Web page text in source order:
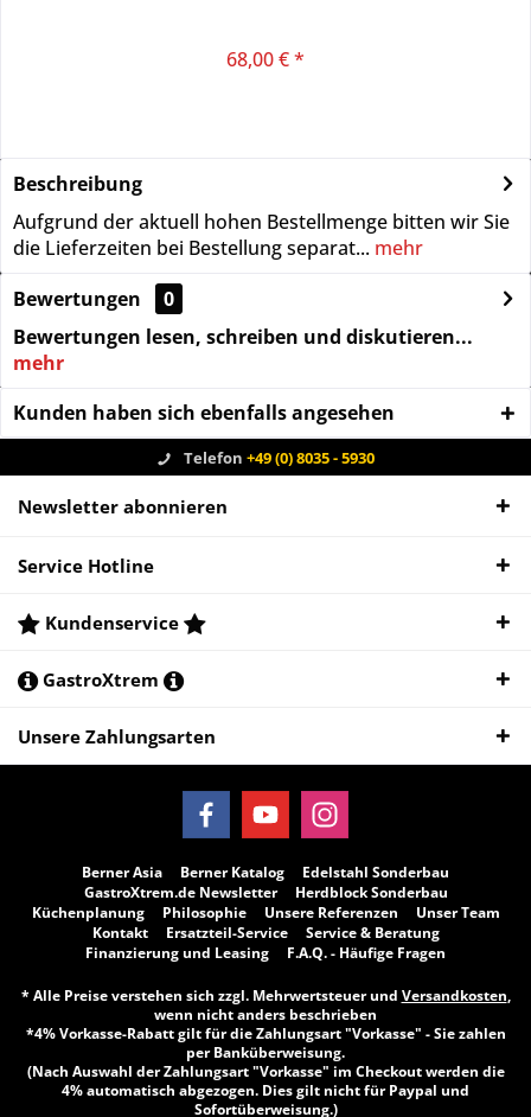
68,00 € *
Beschreibung
Aufgrund der aktuell hohen Bestellmenge bitten wir Sie
die Lieferzeiten bei Bestellung separat... mehr
Bewertungen
0
Bewertungen lesen, schreiben und diskutieren...
mehr
Kunden haben sich ebenfalls angesehen
Telefon +49 (0) 8035 - 5930
Newsletter abonnieren
Service Hotline
Kundenservice
GastroXtrem
Unsere Zahlungsarten
Berner Asia Berner Katalog
Edelstahl Sonderbau
GastroXtrem.de Newsletter
Herdblock Sonderbau
Küchenplanung
Philosophie Unsere Referenzen
Unser Team
Kontakt
Ersatzteil-Service
Service & Beratung
Finanzierung und Leasing
F.A.Q. - Häufige Fragen
* Alle Preise verstehen sich zzgl. Mehrwertsteuer und Versandkosten,
wenn nicht anders beschrieben
*4% Vorkasse-Rabatt gilt für die Zahlungsart "Vorkasse" - Sie zahlen
per Banküberweisung.
(Nach Auswahl der Zahlungsart "Vorkasse" im Checkout werden die
4% automatisch abgezogen. Dies gilt nicht für Paypal und
Sofortüberweisung.)